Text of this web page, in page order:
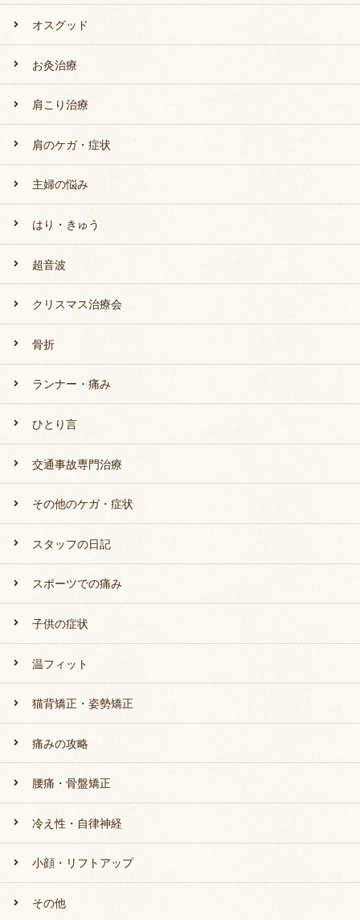
オスグッド
お灸治療
肩こり治療
肩のケガ・症状
主婦の悩み
はり・きゅう
超音波
クリスマス治療会
骨折
ランナー・痛み
ひとり言
交通事故専門治療
その他のケガ・症状
スタッフの日記
スポーツでの痛み
子供の症状
温フィット
猫背矯正・姿勢矯正
痛みの攻略
腰痛・骨盤矯正
冷え性・自律神経
小顔・リフトアップ
その他